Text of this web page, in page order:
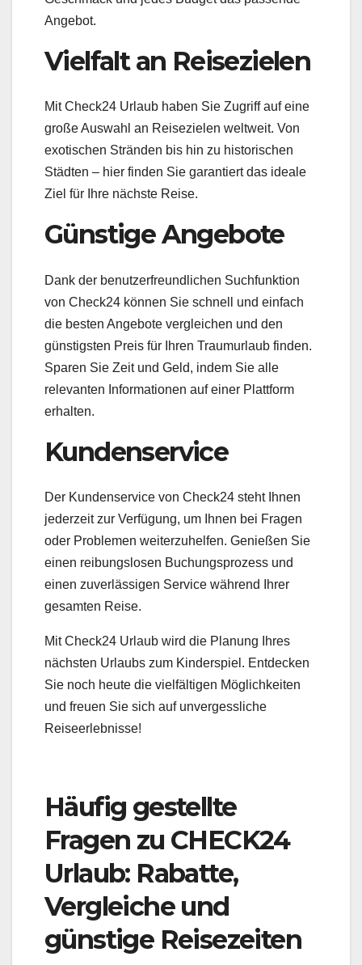
Angebot.
Vielfalt an Reisezielen
Mit Check24 Urlaub haben Sie Zugriff auf eine
große Auswahl an Reisezielen weltweit. Von
exotischen Stränden bis hin zu historischen
Städten – hier finden Sie garantiert das ideale
Ziel für Ihre nächste Reise.
Günstige Angebote
Dank der benutzerfreundlichen Suchfunktion
von Check24 können Sie schnell und einfach
die besten Angebote vergleichen und den
günstigsten Preis für Ihren Traumurlaub finden.
Sparen Sie Zeit und Geld, indem Sie alle
relevanten Informationen auf einer Plattform
erhalten.
Kundenservice
Der Kundenservice von Check24 steht Ihnen
jederzeit zur Verfügung, um Ihnen bei Fragen
oder Problemen weiterzuhelfen. Genießen Sie
einen reibungslosen Buchungsprozess und
einen zuverlässigen Service während Ihrer
gesamten Reise.
Mit Check24 Urlaub wird die Planung Ihres
nächsten Urlaubs zum Kinderspiel. Entdecken
Sie noch heute die vielfältigen Möglichkeiten
und freuen Sie sich auf unvergessliche
Reiseerlebnisse!
Häufig gestellte
Fragen zu CHECK24
Urlaub: Rabatte,
Vergleiche und
günstige Reisezeiten